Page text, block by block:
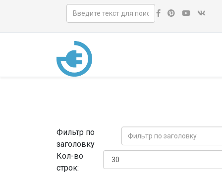
Фильтр по
заголовку
Кол-во
строк: